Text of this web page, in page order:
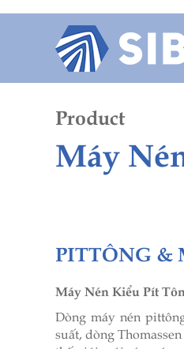
Giới thiệu
Product
Máy
PITTÔNG &
Máy Nén Kiểu Pít
Dòng máy nén
suất, dòng